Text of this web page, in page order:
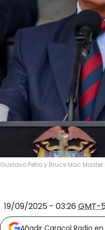
Gustavo Petro y Bruce Mac
19/09/2025 - 03:26 GMT-